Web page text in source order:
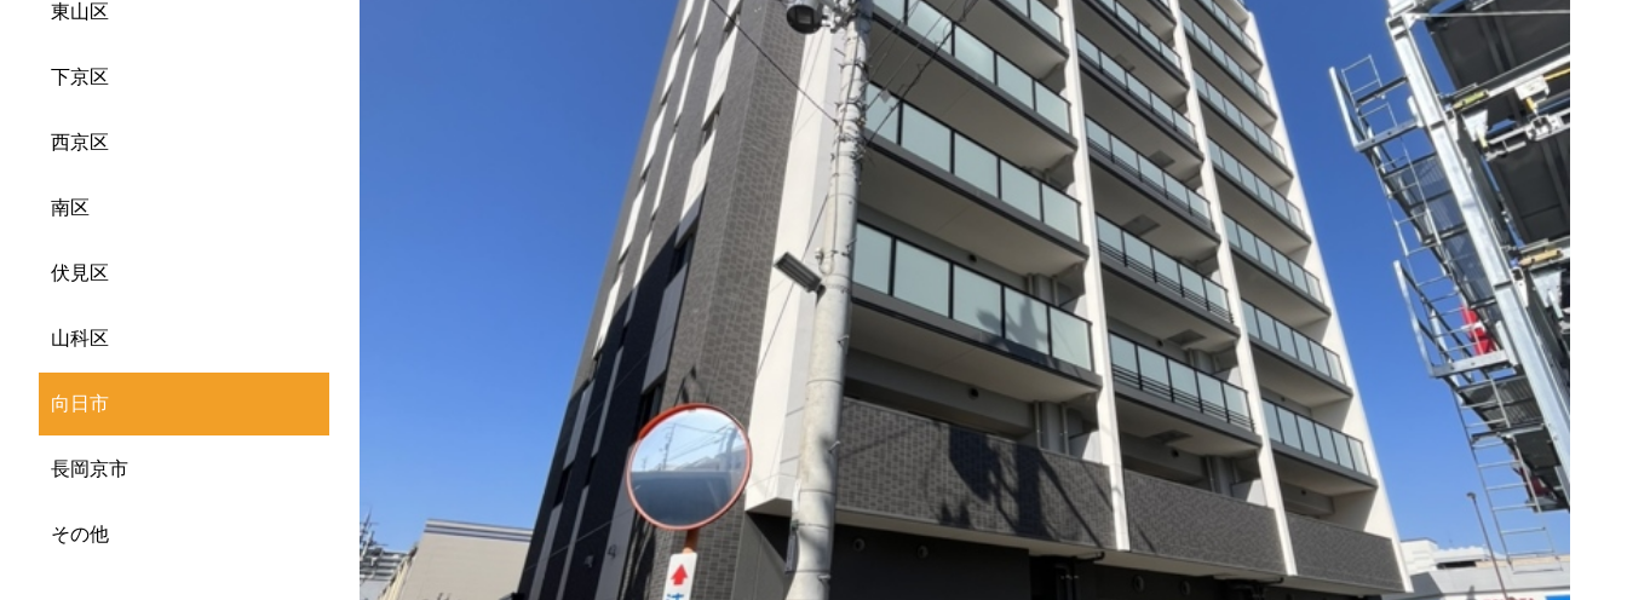
東山区
下京区
西京区
南区
伏見区
山科区
向日市
長岡京市
その他